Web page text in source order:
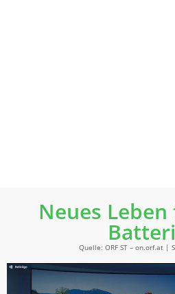
Wirtschaftlicher
ökologischer